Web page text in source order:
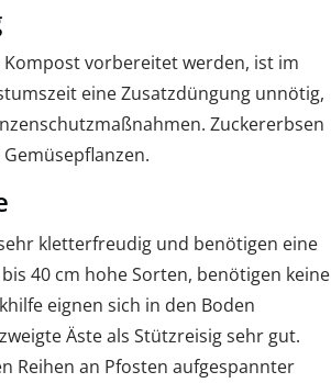
Kompost vorbereitet werden, ist im
eine Zusatzdüngung unnötig,
Zuckererbsen
kletterfreudig und benötigen eine
40 cm hohe Sorten, benötigen keine
eignen sich in den Boden
Äste als Stützreisig sehr gut.
Reihen an Pfosten aufgespannter